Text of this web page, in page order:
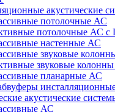
акустические
потолочные АС
потолочные АС с
настенные АС
звуковые
звуковые
планарные АС
акустические
АС